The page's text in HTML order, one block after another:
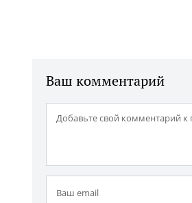
Ваш комментарий